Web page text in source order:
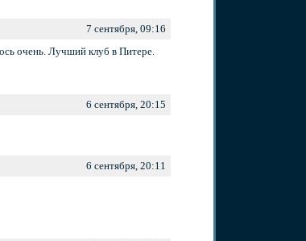
7 сентября, 09:16
очень. Лучший клуб в Питере.
6 сентября, 20:15
6 сентября, 20:11